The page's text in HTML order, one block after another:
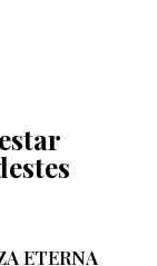
ETERNA